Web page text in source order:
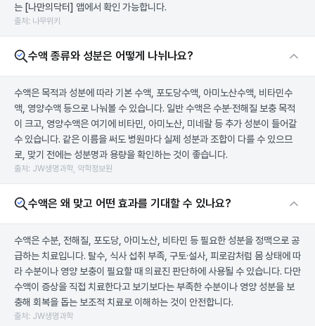
는 [나만의닥터] 앱에서 확인 가능합니다.
출처: 나무위키
수액 종류와 성분은 어떻게 나뉘나요?
수액은 목적과 성분에 따라 기본 수액, 포도당수액, 아미노산수액, 비타민수
액, 영양수액 등으로 나눠볼 수 있습니다. 일반 수액은 수분·전해질 보충 목적
이 크고, 영양수액은 여기에 비타민, 아미노산, 미네랄 등 추가 성분이 들어갈
수 있습니다. 같은 이름을 써도 병원마다 실제 성분과 조합이 다를 수 있으므
로, 맞기 전에는 성분명과 용량을 확인하는 것이 좋습니다.
출처: JW생명과학, 약학정보원
수액은 왜 맞고 어떤 효과를 기대할 수 있나요?
수액은 수분, 전해질, 포도당, 아미노산, 비타민 등 필요한 성분을 정맥으로 공
급하는 치료입니다. 탈수, 식사 섭취 부족, 구토·설사, 피로감처럼 몸 상태에 따
라 수분이나 영양 보충이 필요할 때 의료진 판단하에 사용될 수 있습니다. 다만
수액이 증상을 직접 치료한다고 보기보다는 부족한 수분이나 영양 성분을 보
충해 회복을 돕는 보조적 치료로 이해하는 것이 안전합니다.
출처: JW생명과학